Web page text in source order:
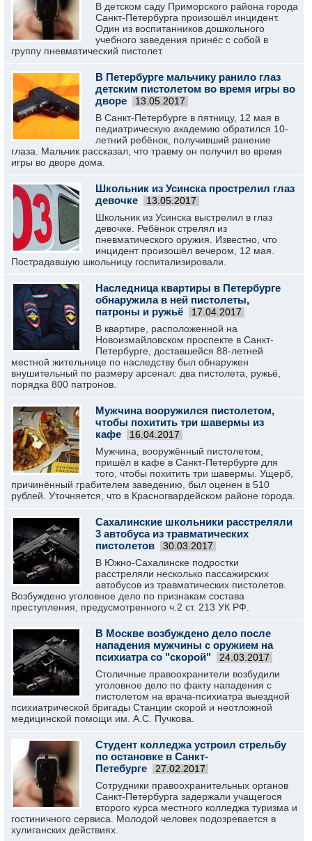
В детском саду Приморского района города
Санкт-Петербурга произошёл инцидент.
Один из воспитанников дошкольного
учебного заведения принёс с собой в
группу пневматический пистолет.
В Петербурге мальчику ранило глаз
детским пистолетом во время игры во
дворе
13.05.2017
В Санкт-Петербурге в пятницу, 12 мая в
педиатрическую академию обратился 10-
летний ребёнок, получивший ранение
глаза. Мальчик рассказал, что травму он получил во время
игры во дворе дома.
Школьник из Усинска прострелил глаз
девочке
13.05.2017
Школьник из Усинска выстрелил в глаз
девочке. Ребёнок стрелял из
пневматического оружия. Известно, что
инцидент произошёл вечером, 12 мая.
Пострадавшую школьницу госпитализировали.
Наследница квартиры в Петербурге
обнаружила в ней пистолеты,
патроны и ружьё
17.04.2017
В квартире, расположенной на
Новоизмайловском проспекте в Санкт-
Петербурге, доставшейся 88-летней
местной жительнице по наследству был обнаружен
внушительный по размеру арсенал: два пистолета, ружьё,
порядка 800 патронов.
Мужчина вооружился пистолетом,
чтобы похитить три шавермы из
кафе
16.04.2017
Мужчина, вооружённый пистолетом,
пришёл в кафе в Санкт-Петербурге для
того, чтобы похитить три шавермы. Ущерб,
причинённый грабителем заведению, был оценен в 510
рублей. Уточняется, что в Красногвардейском районе города.
Сахалинские школьники расстреляли
3 автобуса из травматических
пистолетов
30.03.2017
В Южно-Сахалинске подростки
расстреляли несколько пассажирских
автобусов из травматических пистолетов.
Возбуждено уголовное дело по признакам состава
преступления, предусмотренного ч.2 ст. 213 УК РФ.
В Москве возбуждено дело после
нападения мужчины с оружием на
психиатра со "скорой"
24.03.2017
Столичные правоохранители возбудили
уголовное дело по факту нападения с
пистолетом на врача-психиатра выездной
психиатрической бригады Станции скорой и неотложной
медицинской помощи им. А.С. Пучкова.
Студент колледжа устроил стрельбу
по остановке в Санкт-
Петебурге
27.02.2017
Сотрудники правоохранительных органов
Санкт-Петербурга задержали учащегося
второго курса местного колледжа туризма и
гостиничного сервиса. Молодой человек подозревается в
хулиганских действиях.